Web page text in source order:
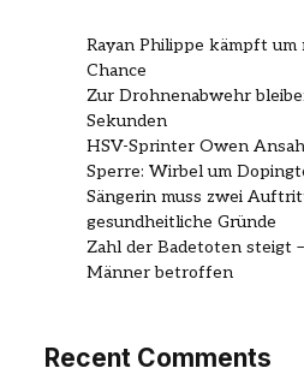
Rayan Philippe kämpft um
Chance
Zur Drohnenabwehr
Sekunden
HSV-Sprinter Owen
Sperre: Wirbel um
Sängerin muss zwei
gesundheitliche Gründe
Zahl der Badetoten steigt
Männer betroffen
Recent Comments